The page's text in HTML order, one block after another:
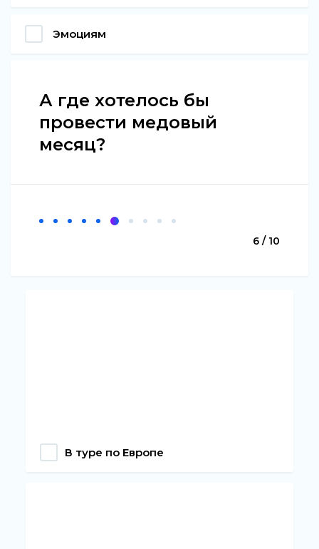
Эмоциям
А где хотелось бы
провести медовый
месяц?
6 / 10
В туре по Европе